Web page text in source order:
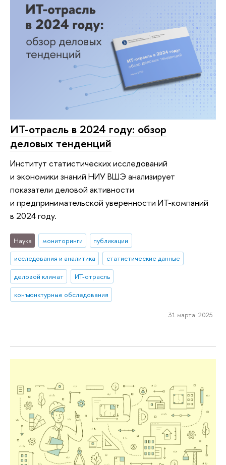
ИТ-отрасль в 2024 году: обзор
деловых тенденций
Институт статистических исследований
и экономики знаний НИУ ВШЭ анализирует
показатели деловой активности
и предпринимательской уверенности ИТ-компаний
в 2024 году.
Наука мониторинги
публикации
исследования и аналитика
статистические данные
деловой климат
ИТ-отрасль
конъюнктурные обследования
31 марта 2025